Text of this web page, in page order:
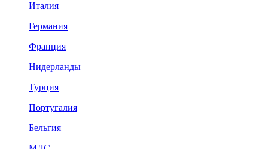
Италия
Германия
Франция
Нидерланды
Турция
Португалия
Бельгия